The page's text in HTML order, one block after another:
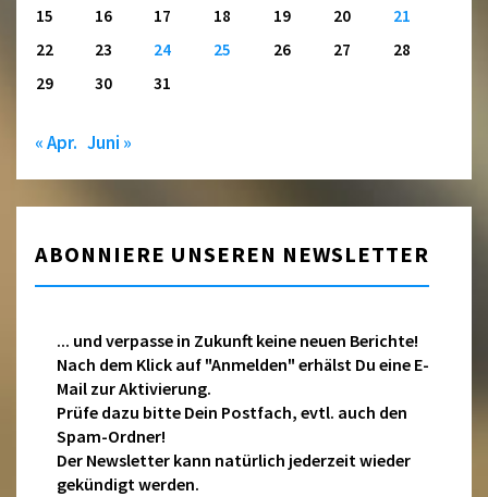
15
16 17 18 19 20
21
22
23 24 25 26 27
28
29
30 31
« Apr. Juni »
ABONNIERE UNSEREN NEWSLETTER
... und verpasse in Zukunft keine neuen Berichte!
Nach dem Klick auf "Anmelden" erhälst Du eine E-
Mail zur Aktivierung.
Prüfe dazu bitte Dein Postfach, evtl. auch den
Spam-Ordner!
Der Newsletter kann natürlich jederzeit wieder
gekündigt werden.